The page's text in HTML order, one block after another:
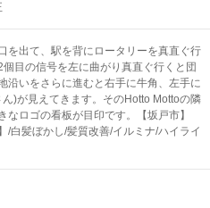
を出て、駅を背にロータリーを真直ぐ行
目の信号を左に曲がり真直ぐ行くと団
沿いをさらに進むと右手に牛角、左手に
)が見えてきます。そのHotto Mottoの隣
なロゴの看板が目印です。【坂戸市】
/白髪ぼかし/髪質改善/イルミナ/ハイライ